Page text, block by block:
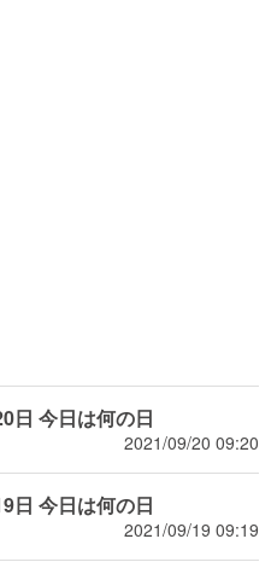
日 今日は何の日
2021/09/20 09:20
日 今日は何の日
2021/09/19 09:19